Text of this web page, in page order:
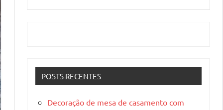
POSTS RECENTES
Decoração de mesa de casamento com